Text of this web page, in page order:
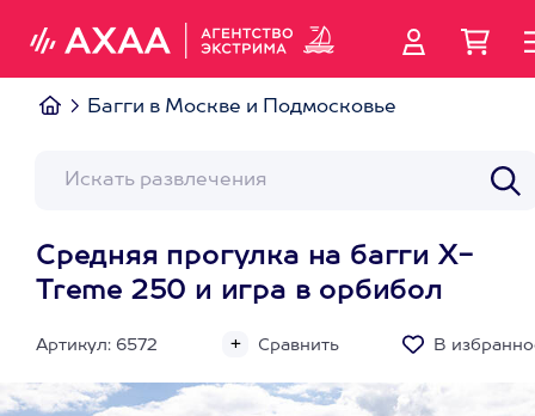
Багги в Москве и Подмосковье
Средняя прогулка на багги X-
Treme 250 и игра в орбибол
Артикул: 6572 Сравнить В